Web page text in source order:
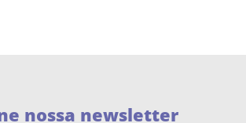
nossa newsletter